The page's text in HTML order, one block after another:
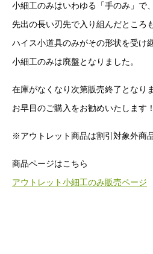
小細工のみはいわゆる「手のみ」で
先出の長い刃先で入り組んだところ
ハイス小道具のみがその形状を受け
小細工のみは廃盤となりました。
在庫がなくなり次第販売終了となりま
お早目のご購入をお勧めいたします！
※アウトレット商品は割引対象外商
商品ページはこちら
アウトレット小細工のみ販売ページ